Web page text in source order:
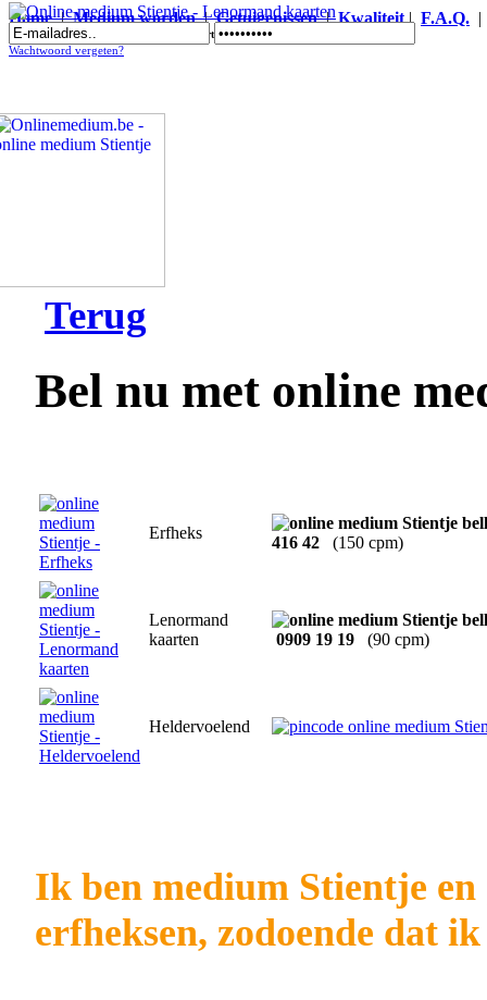
Home|Medium worden|Getuigenissen|Kwaliteit| F.A.Q.
Online medium Stientje - Lenormand kaarten
Wachtwoord vergeten?
Terug
Bel nu met online
Erfheks
416 42 (150 cpm)
Lenormand
kaarten
0909 19 19 (90 cpm)
Heldervoelend
Ik ben medium Stientje en
erfheksen, zodoende dat